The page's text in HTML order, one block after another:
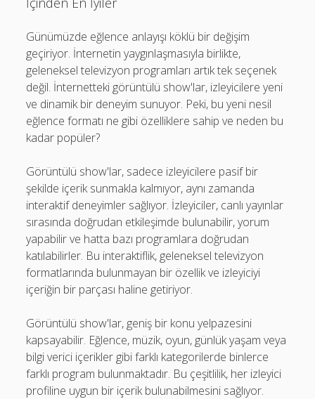
Günümüzde eğlence anlayışı köklü bir değişim
geçiriyor. İnternetin yaygınlaşmasıyla birlikte,
geleneksel televizyon programları artık tek seçenek
değil. İnternetteki görüntülü show'lar, izleyicilere yeni
ve dinamik bir deneyim sunuyor. Peki, bu yeni nesil
eğlence formatı ne gibi özelliklere sahip ve neden bu
kadar popüler?
Görüntülü show'lar, sadece izleyicilere pasif bir
şekilde içerik sunmakla kalmıyor, aynı zamanda
interaktif deneyimler sağlıyor. İzleyiciler, canlı yayınlar
sırasında doğrudan etkileşimde bulunabilir, yorum
yapabilir ve hatta bazı programlara doğrudan
katılabilirler. Bu interaktiflik, geleneksel televizyon
formatlarında bulunmayan bir özellik ve izleyiciyi
içeriğin bir parçası haline getiriyor.
Görüntülü show'lar, geniş bir konu yelpazesini
kapsayabilir. Eğlence, müzik, oyun, günlük yaşam veya
bilgi verici içerikler gibi farklı kategorilerde binlerce
farklı program bulunmaktadır. Bu çeşitlilik, her izleyici
profiline uygun bir içerik bulunabilmesini sağlıyor.